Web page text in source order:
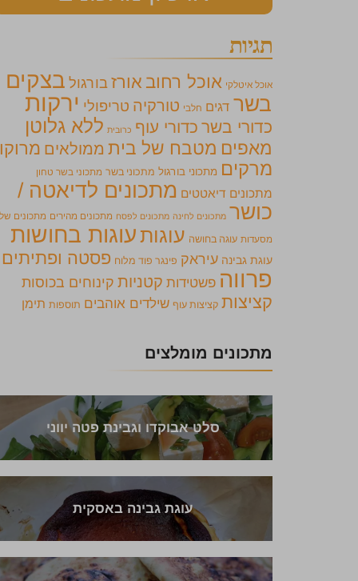
תגיות
אוכל איטלקי אוכל רחוב אורזבורגול בצקים
בשר דגים חלבי טורקיה טריפולי ירקות
כדורי בשר כדורי עוף כרובית ללא גלוטן
מאפים מטבח של בית ממולאים מרוקו
מרקים מתכוני בורגול מתכוני בשר מתכוני בשר טחון
מתכונים דיאטטים מתכונים לדיאטה /
כושר מתכונים לחינה מתכונים לפסח מתכונים מהירים מתכונים של
מסעדות עוגה בחושה עוגותעוגות בחושות
עוגת גבינה עיראק פינגר פוד מלוח פסטה ופתיתים
פרווה פשטידות קטניות קינוחים בכוסות
קציצות קציצות עוף שילדים אוהבים תוספות תימן
מתכונים מומלצים
סלט אבוקדו וגבינת פטה יווני
עוגת גבינה באסקית